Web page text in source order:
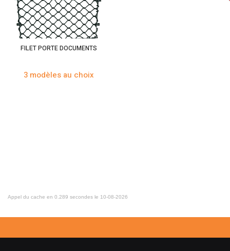
FILET PORTE DOCUMENTS
3 modèles au choix
Appel du cache en 0.289 secondes le 10-08-2026